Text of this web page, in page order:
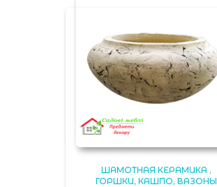
ШАМОТНАЯ КЕРАМИКА ,
ГОРШКИ, КАШПО, ВАЗОНЫ